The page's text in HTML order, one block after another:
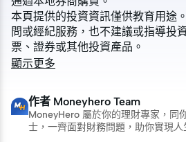
本頁提供的投資資訊僅供教育用途
問或經紀服務，也不建議或指導投
票、證券或其他投資產品。
本頁提供的投資資訊僅供教育用途
問或經紀服務，也不建議或指導投
票、證券或其他投資產品。
顯示更多
作者 Moneyhero Team
MoneyHero 屬於你的理財專家，同
士，一齊面對財務問題，助你實現